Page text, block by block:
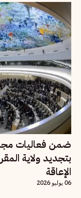
ضمن فعاليات
بتجديد ولاية
الإعاقة
06 يوليو 2026